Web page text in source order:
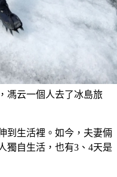
馮云一個人去了冰島旅
到生活裡。如今，夫妻倆
獨自生活，也有3、4天是